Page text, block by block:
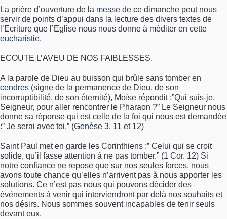
La prière d’ouverture de la messe de ce dimanche peut nous
servir de points d’appui dans la lecture des divers textes de
l’Ecriture que l’Eglise nous nous donne à méditer en cette
eucharistie.
ECOUTE L’AVEU DE NOS FAIBLESSES.
A la parole de Dieu au buisson qui brûle sans tomber en
cendres (signe de la permanence de Dieu, de son
incorruptibilité, de son éternité), Moïse répondit :”Qui suis-je,
Seigneur, pour aller rencontrer le Pharaon ?” Le Seigneur nous
donne sa réponse qui est celle de la foi qui nous est demandée
:” Je serai avec toi.” (Genèse 3. 11 et 12)
Saint Paul met en garde les Corinthiens :” Celui qui se croit
solide, qu’il fasse attention à ne pas tomber.” (1 Cor. 12) Si
notre confiance ne repose que sur nos seules forces, nous
avons toute chance qu’elles n’arrivent pas à nous apporter les
solutions. Ce n’est pas nous qui pouvons décider des
événements à venir qui interviendront par delà nos souhaits et
nos désirs. Nous sommes souvent incapables de tenir seuls
devant eux.